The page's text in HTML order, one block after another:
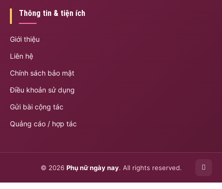
Thông tin & tiện ích
Giới thiệu
Liên hệ
Chính sách bảo mật
Điều khoản sử dụng
Gửi bài cộng tác
Quảng cáo / hợp tác
© 2026 Phụ nữ ngày nay. All rights reserved.